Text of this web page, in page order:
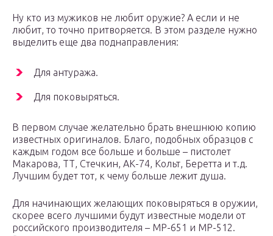
Ну кто из мужиков не любит оружие? А если и не
любит, то точно притворяется. В этом разделе нужно
выделить еще два поднаправления:
Для антуража.
Для поковыряться.
В первом случае желательно брать внешнюю копию
известных оригиналов. Благо, подобных образцов с
каждым годом все больше и больше – пистолет
Макарова, ТТ, Стечкин, АК-74, Кольт, Беретта и т.д.
Лучшим будет тот, к чему больше лежит душа.
Для начинающих желающих поковыряться в оружии,
скорее всего лучшими будут известные модели от
российского производителя – МР-651 и МР-512.